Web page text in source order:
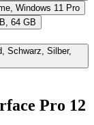
Windows 11 Pro
64 GB
Pro 12